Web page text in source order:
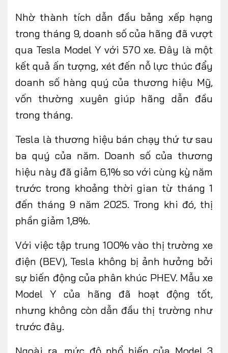
Nhờ thành tích dẫn đầu bảng xếp hạng
trong tháng 9, doanh số của hãng đã vượt
qua Tesla Model Y với 570 xe. Đây là một
kết quả ấn tượng, xét đến nỗ lực thúc đẩy
doanh số hàng quý của thương hiệu Mỹ,
vốn thường xuyên giúp hãng dẫn đầu
trong tháng.
Tesla là thương hiệu bán chạy thứ tư sau
ba quý của năm. Doanh số của thương
hiệu này đã giảm 6,1% so với cùng kỳ năm
trước trong khoảng thời gian từ tháng 1
đến tháng 9 năm 2025. Trong khi đó, thị
phần giảm 1,8%.
Với việc tập trung 100% vào thị trường xe
điện (BEV), Tesla không bị ảnh hưởng bởi
sự biến động của phân khúc PHEV. Mẫu xe
Model Y của hãng đã hoạt động tốt,
nhưng không còn dẫn đầu thị trường như
trước đây.